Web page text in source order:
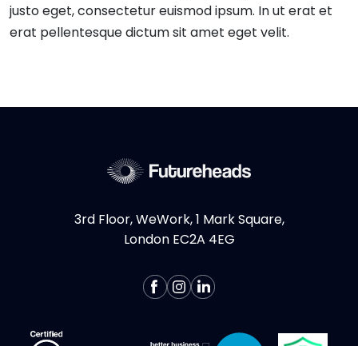
justo eget, consectetur euismod ipsum. In ut erat et
erat pellentesque dictum sit amet eget velit.
3rd Floor, WeWork, 1 Mark Square,
London EC2A 4EG